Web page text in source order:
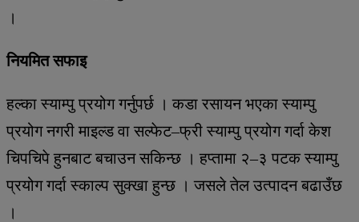
।
नियमित सफाइ
हल्का स्याम्पु प्रयोग गर्नुपर्छ । कडा रसायन भएका स्याम्पु
प्रयोग नगरी माइल्ड वा सल्फेट–फ्री स्याम्पु प्रयोग गर्दा केश
चिपचिपे हुनबाट बचाउन सकिन्छ । हप्तामा २–३ पटक स्याम्पु
प्रयोग गर्दा स्काल्प सुक्खा हुन्छ । जसले तेल उत्पादन बढाउँछ
।